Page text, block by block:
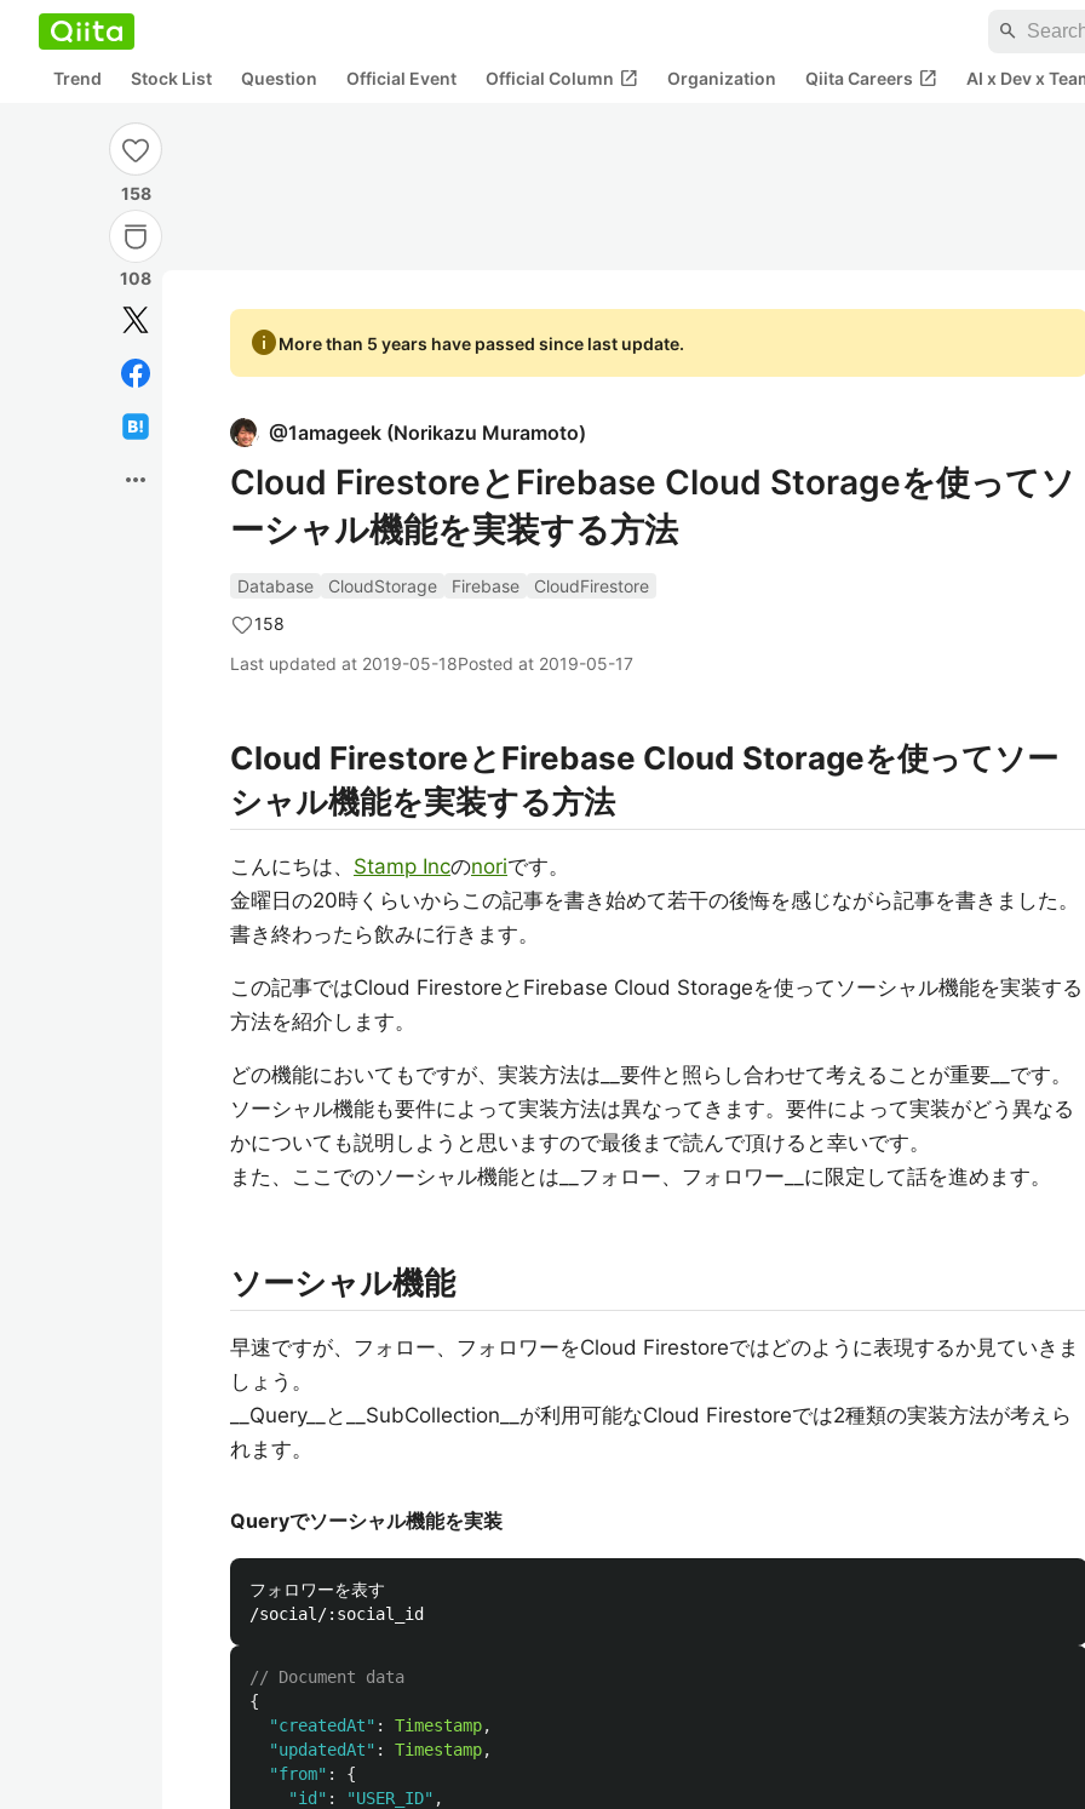
search
Trend Stock List Question Official Event Official Column open_in_new Organization Qiita Careers open_in_new AI x Dev x
158
108
more_horiz
infoMore than 5 years have passed since last update.
@1amageek (Norikazu Muramoto)
Cloud FirestoreとFirebase Cloud Storageを使ってソ
ーシャル機能を実装する方法
Database CloudStorage Firebase
CloudFirestore
158
Last updated at 2019-05-18Posted at 2019-05-17
Cloud FirestoreとFirebase Cloud Storageを使ってソー
シャル機能を実装する方法
こんにちは、 Stamp Incのnoriです。
金曜日の20時くらいからこの記事を書き始めて若干の後悔を感じながら記事を書きました。
書き終わったら飲みに行きます。
この記事ではCloud FirestoreとFirebase Cloud Storageを使ってソーシャル機能を実装する
方法を紹介します。
どの機能においてもですが、実装方法は__要件と照らし合わせて考えることが重要__です。
ソーシャル機能も要件によって実装方法は異なってきます。要件によって実装がどう異なる
かについても説明しようと思いますので最後まで読んで頂けると幸いです。
また、ここでのソーシャル機能とは__フォロー、フォロワー__に限定して話を進めます。
ソーシャル機能
早速ですが、フォロー、フォロワーをCloud Firestoreではどのように表現するか見ていきま
しょう。
__Query__と__SubCollection__が利用可能なCloud Firestoreでは2種類の実装方法が考えら
れます。
Queryでソーシャル機能を実装
フォロワーを表す
// Document data
{
"createdAt" : Timestamp,
"updatedAt" : Timestamp,
"from" :
{
"id " : "USER_ID" ,